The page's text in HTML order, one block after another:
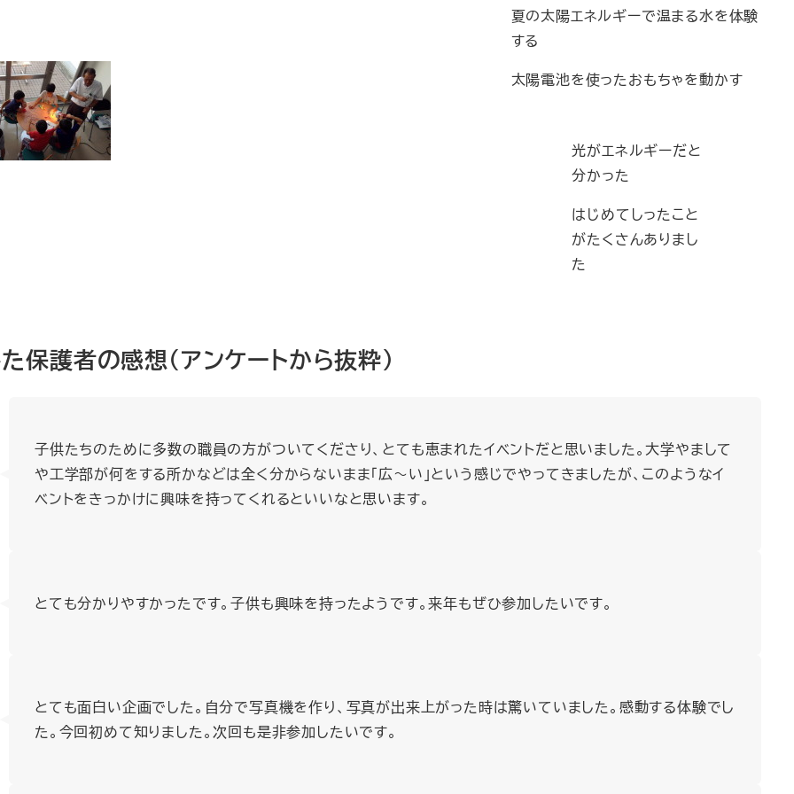
夏の太陽エネルギーで温まる水を体験
する
太陽電池を使ったおもちゃを動かす
光がエネルギーだと
分かった
はじめてしったこと
がたくさんありまし
た
保護者の感想（アンケートから抜粋）
子供たちのために多数の職員の方がついてくださり、とても恵まれたイベントだと思いました。大学やまして
や工学部が何をする所かなどは全く分からないまま「広～い」という感じでやってきましたが、このようなイ
ベントをきっかけに興味を持ってくれるといいなと思います。
とても分かりやすかったです。子供も興味を持ったようです。来年もぜひ参加したいです。
とても面白い企画でした。自分で写真機を作り、写真が出来上がった時は驚いていました。感動する体験でし
た。今回初めて知りました。次回も是非参加したいです。